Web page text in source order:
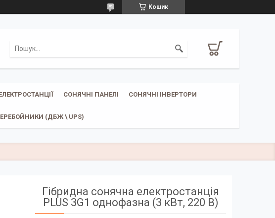
Кошик
СОНЯЧНІ ПАНЕЛІ СОНЯЧНІ ІНВЕРТОРИ
(ДБЖ \ UPS)
Гібридна сонячна електростанція
PLUS 3G1 однофазна (3 кВт, 220 В)